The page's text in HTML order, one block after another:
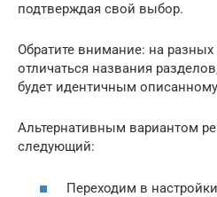
подтверждая свой выбор.
Обратите внимание: на разных
отличаться названия
будет идентичным
Альтернативным вариантом
следующий:
Переходим в